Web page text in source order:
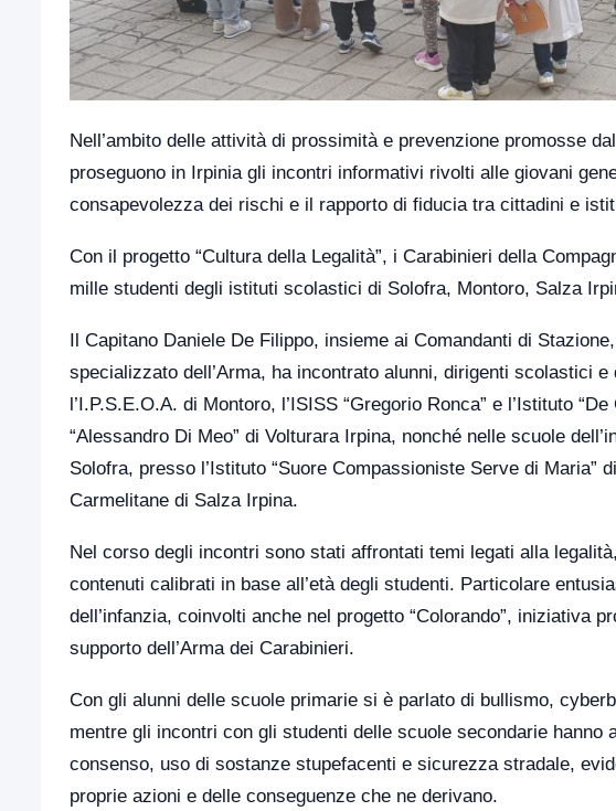
Nell’ambito delle attività di prossimità e prevenzione promosse
proseguono in Irpinia gli incontri informativi rivolti alle giovani
consapevolezza dei rischi e il rapporto di fiducia tra cittadini e
Con il progetto “Cultura della Legalità”, i Carabinieri della
mille studenti degli istituti scolastici di Solofra, Montoro, Salza
Il Capitano Daniele De Filippo, insieme ai Comandanti di
specializzato dell’Arma, ha incontrato alunni, dirigenti scolastici e
l’I.P.S.E.O.A. di Montoro, l’ISISS “Gregorio Ronca” e l’Istituto
“Alessandro Di Meo” di Volturara Irpina, nonché nelle scuole
Solofra, presso l’Istituto “Suore Compassioniste Serve di Maria”
Carmelitane di Salza Irpina.
Nel corso degli incontri sono stati affrontati temi legati alla
contenuti calibrati in base all’età degli studenti. Particolare
dell’infanzia, coinvolti anche nel progetto “Colorando”, iniziativa
supporto dell’Arma dei Carabinieri.
Con gli alunni delle scuole primarie si è parlato di bullismo,
mentre gli incontri con gli studenti delle scuole secondarie hanno
consenso, uso di sostanze stupefacenti e sicurezza stradale,
proprie azioni e delle conseguenze che ne derivano.